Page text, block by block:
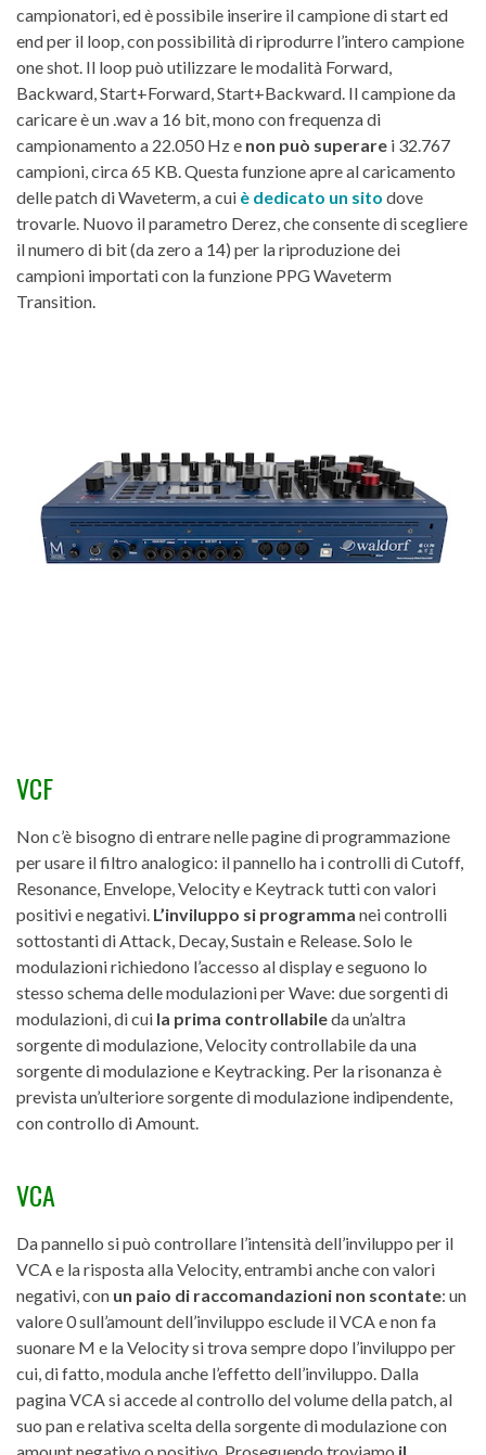
campionatori, ed è possibile inserire il campione di start ed
end per il loop, con possibilità di riprodurre l’intero campione
one shot. Il loop può utilizzare le modalità Forward,
Backward, Start+Forward, Start+Backward. Il campione da
caricare è un .wav a 16 bit, mono con frequenza di
campionamento a 22.050 Hz e non può superare i 32.767
campioni, circa 65 KB. Questa funzione apre al caricamento
delle patch di Waveterm, a cui è dedicato un sito dove
trovarle. Nuovo il parametro Derez, che consente di scegliere
il numero di bit (da zero a 14) per la riproduzione dei
campioni importati con la funzione PPG Waveterm
Transition.
VCF
Non c’è bisogno di entrare nelle pagine di programmazione
per usare il filtro analogico: il pannello ha i controlli di Cutoff,
Resonance, Envelope, Velocity e Keytrack tutti con valori
positivi e negativi. L’inviluppo si programma nei controlli
sottostanti di Attack, Decay, Sustain e Release. Solo le
modulazioni richiedono l’accesso al display e seguono lo
stesso schema delle modulazioni per Wave: due sorgenti di
modulazioni, di cui la prima controllabileda un’altra
sorgente di modulazione, Velocity controllabile da una
sorgente di modulazione e Keytracking. Per la risonanza è
prevista un’ulteriore sorgente di modulazione indipendente,
con controllo di Amount.
VCA
Da pannello si può controllare l’intensità dell’inviluppo per il
VCA e la risposta alla Velocity, entrambi anche con valori
negativi, con un paio di raccomandazioni non scontate: un
valore 0 sull’amount dell’inviluppo esclude il VCA e non fa
suonare M e la Velocity si trova sempre dopo l’inviluppo per
cui, di fatto, modula anche l’effetto dell’inviluppo. Dalla
pagina VCA si accede al controllo del volume della patch, al
suo pan e relativa scelta della sorgente di modulazione con